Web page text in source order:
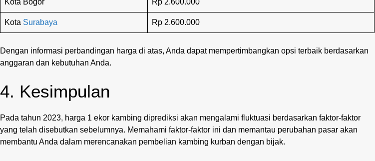
Kota Bogor Rp 2.600.000
Kota Surabaya Rp 2.600.000
Dengan informasi perbandingan harga di atas, Anda dapat mempertimbangkan opsi terbaik berdasarkan
anggaran dan kebutuhan Anda.
4. Kesimpulan
Pada tahun 2023, harga 1 ekor kambing diprediksi akan mengalami fluktuasi berdasarkan faktor-faktor
yang telah disebutkan sebelumnya. Memahami faktor-faktor ini dan memantau perubahan pasar akan
membantu Anda dalam merencanakan pembelian kambing kurban dengan bijak.